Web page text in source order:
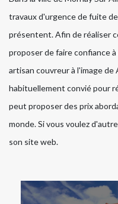
travaux d'urgence de fuite
présentent. Afin de réaliser
proposer de faire confiance
artisan couvreur à l'image
habituellement convié pour
peut proposer des prix
monde. Si vous voulez
son site web.